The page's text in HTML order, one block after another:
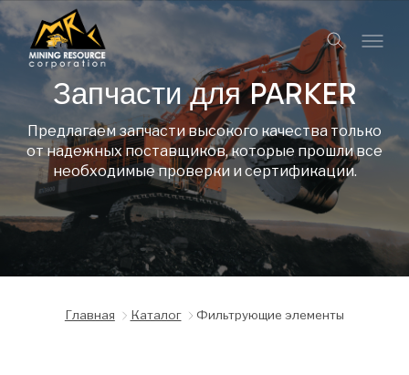
Запчасти для PARKER
Предлагаем запчасти высокого качества только
от надежных поставщиков, которые прошли все
необходимые проверки и сертификации.
Главная Каталог Фильтрующие элементы